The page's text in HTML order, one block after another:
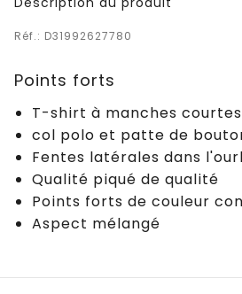
Réf.: D31992627780
Points forts
T-shirt à manches courtes
col polo et patte de
Fentes latérales dans
Qualité piqué de qualité
Points forts de couleur
Aspect mélangé